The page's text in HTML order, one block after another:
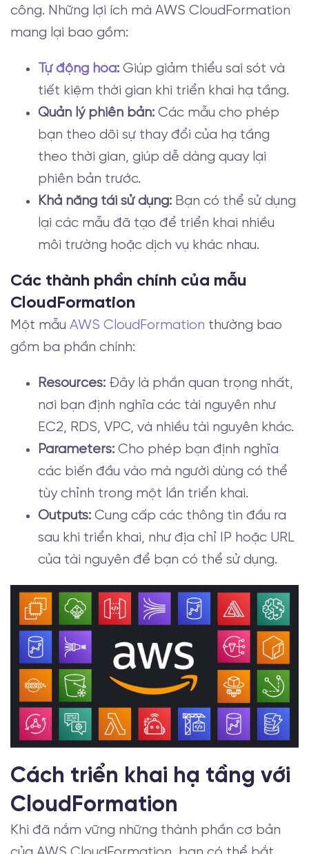
công. Những lợi ích mà AWS CloudFormation
mang lại bao gồm:
Tự động hóa:Giúp giảm thiểu sai sót và
tiết kiệm thời gian khi triển khai hạ tầng.
Quản lý phiên bản:Các mẫu cho phép
bạn theo dõi sự thay đổi của hạ tầng
theo thời gian, giúp dễ dàng quay lại
phiên bản trước.
Khả năng tái sử dụng:Bạn có thể sử dụng
lại các mẫu đã tạo để triển khai nhiều
môi trường hoặc dịch vụ khác nhau.
Các thành phần chính của mẫu
CloudFormation
Một mẫu AWS CloudFormation thường bao
gồm ba phần chính:
Resources:Đây là phần quan trọng nhất,
nơi bạn định nghĩa các tài nguyên như
EC2, RDS, VPC, và nhiều tài nguyên khác.
Parameters:Cho phép bạn định nghĩa
các biến đầu vào mà người dùng có thể
tùy chỉnh trong một lần triển khai.
Outputs:Cung cấp các thông tin đầu ra
sau khi triển khai, như địa chỉ IP hoặc URL
của tài nguyên để bạn có thể sử dụng.
Cách triển khai hạ tầng với
CloudFormation
Khi đã nắm vững những thành phần cơ bản